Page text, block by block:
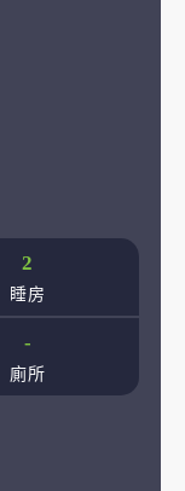
2
睡房
-
廁所